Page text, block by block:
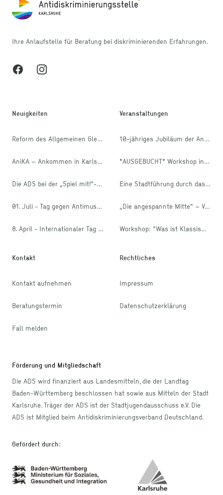
und das Bühnenprogramm auf der Kulturbühne von DAS FEST, das
Aufruf, wieder in Bewegung zu kommen, über das gemeinsame
miteinander zu gehen und ein Zeichen des Danks für die
Ihre Anlaufstelle für Beratung bei diskriminierenden Erfahrungen.
FacebookInstagram
Neuigkeiten
Reform des Allgemeinen Gleichbehandlungsgesetzes
AniKA – Ankommen in Karlsruhe
Die ADS bei der „Spiel mit!“- Aktion des stja
01. Juli - Tag gegen Antimuslimischen Rassismus
8. April - Internationaler Tag der Rom*nja und Sinti*zze
Veranstaltungen
10-jähriges Jubiläum der Antidiskriminierungsstelle Karlsruhe
*AUSGEBUCHT* Workshop in den internationalen Wochen gegen Rassismus: Diskriminierung? Erkennen und handeln!
Eine Stadtführung durch das Muslimische Leben in Karlsruhe
„Die angespannte Mitte“ – Vorstellung der FES Mitte-Studie 2025
Workshop: "Was ist Klassismus?"
Kontakt
Kontakt aufnehmen
Beratungstermin
Fall melden
Rechtliches
Impressum
Datenschutzerklärung
Förderung und Mitgliedschaft
Die ADS wird finanziert aus Landesmitteln, die der Landtag
Baden-Württemberg beschlossen hat sowie aus Mitteln der Stadt
Karlsruhe. Träger der ADS ist der Stadtjugendausschuss e.V. Die
ADS ist Mitglied beim Antidiskriminierungsverband Deutschland.
Gefördert durch: